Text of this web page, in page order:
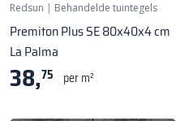
Redsun | Behandelde tuintegels
Premiton Plus SE 80x40x4 cm
La Palma
38,75 per m²